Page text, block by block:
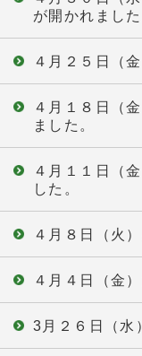
が開かれました
４月２５日（
４月１８日（
ました。
４月１１日（
した。
４月８日（火
４月４日（金
3月２６日（水